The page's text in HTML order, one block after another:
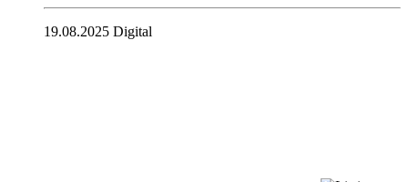
19.08.2025 Digital